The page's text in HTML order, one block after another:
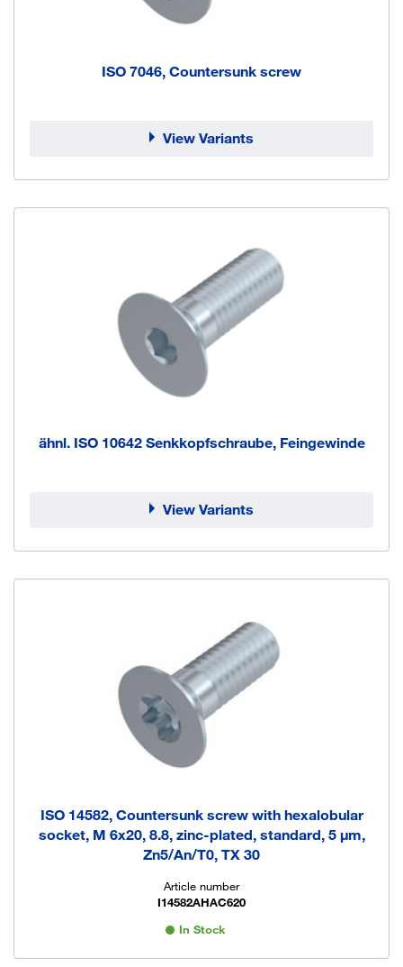
ISO 7046, Countersunk screw
View Variants
ähnl. ISO 10642 Senkkopfschraube, Feingewinde
View Variants
ISO 14582, Countersunk screw with hexalobular
socket, M 6x20, 8.8, zinc-plated, standard, 5 µm,
Zn5/An/T0, TX 30
Article number
I14582AHAC620
In Stock